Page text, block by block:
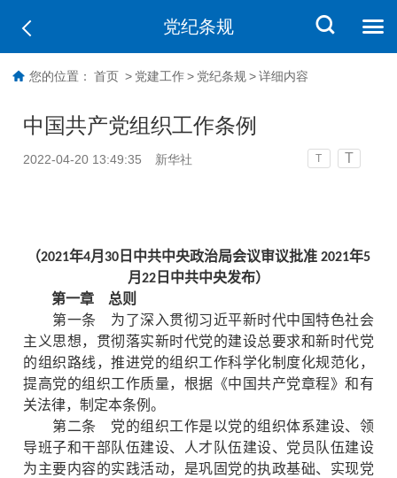
党纪条规
您的位置： 首页 > 党建工作 > 党纪条规 > 详细内容
中国共产党组织工作条例
2022-04-20 13:49:35 新华社 T T
（2021年4月30日中共中央政治局会议审议批准 2021年5
月22日中共中央发布）
第一章 总则
第一条 为了深入贯彻习近平新时代中国特色社会
主义思想，贯彻落实新时代党的建设总要求和新时代党
的组织路线，推进党的组织工作科学化制度化规范化，
提高党的组织工作质量，根据《中国共产党章程》和有
关法律，制定本条例。
第二条 党的组织工作是以党的组织体系建设、领
导班子和干部队伍建设、人才队伍建设、党员队伍建设
为主要内容的实践活动，是巩固党的执政基础、实现党